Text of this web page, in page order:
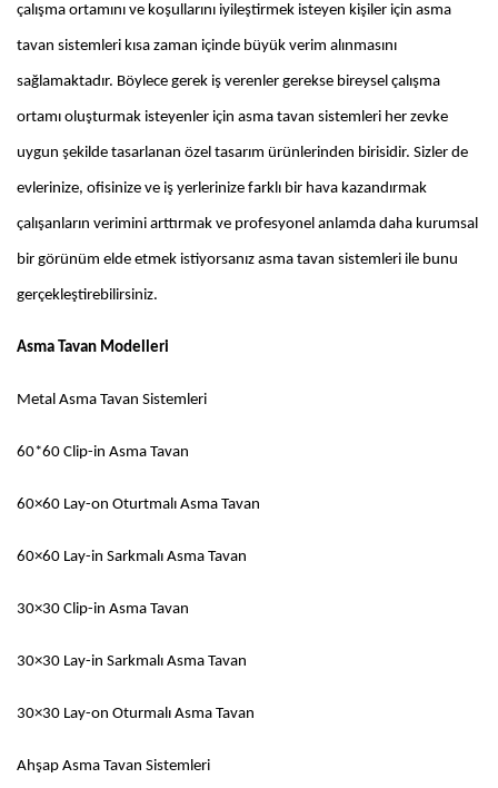
çalışma ortamını ve koşullarını iyileştirmek isteyen kişiler için asma
tavan sistemleri kısa zaman içinde büyük verim alınmasını
sağlamaktadır. Böylece gerek iş verenler gerekse bireysel çalışma
ortamı oluşturmak isteyenler için asma tavan sistemleri her zevke
uygun şekilde tasarlanan özel tasarım ürünlerinden birisidir. Sizler de
evlerinize, ofisinize ve iş yerlerinize farklı bir hava kazandırmak
çalışanların verimini arttırmak ve profesyonel anlamda daha kurumsal
bir görünüm elde etmek istiyorsanız asma tavan sistemleri ile bunu
gerçekleştirebilirsiniz.
Asma Tavan Modelleri
Metal Asma Tavan Sistemleri
60*60 Clip-in Asma Tavan
60×60 Lay-on Oturtmalı Asma Tavan
60×60 Lay-in Sarkmalı Asma Tavan
30×30 Clip-in Asma Tavan
30×30 Lay-in Sarkmalı Asma Tavan
30×30 Lay-on Oturmalı Asma Tavan
Ahşap Asma Tavan Sistemleri